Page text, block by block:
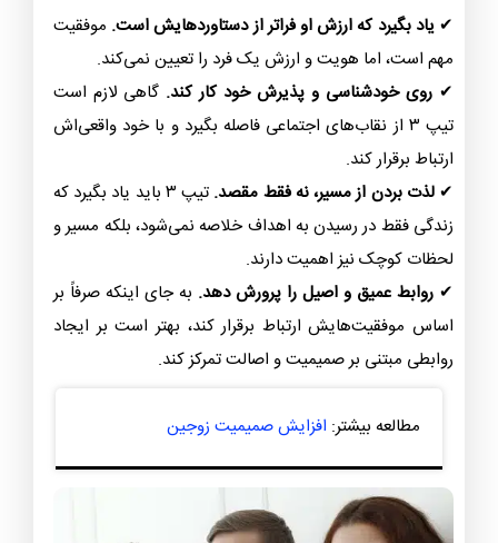
✔یاد بگیرد که ارزش او فراتر از دستاوردهایش است. موفقیت
مهم است، اما هویت و ارزش یک فرد را تعیین نمی‌کند.
✔ روی خودشناسی و پذیرش خود کار کند. گاهی لازم است
تیپ ۳ از نقاب‌های اجتماعی فاصله بگیرد و با خود واقعی‌اش
ارتباط برقرار کند.
✔لذت بردن از مسیر، نه فقط مقصد.
تیپ ۳ باید یاد بگیرد که
زندگی فقط در رسیدن به اهداف خلاصه نمی‌شود، بلکه مسیر و
لحظات کوچک نیز اهمیت دارند.
✔ روابط عمیق و اصیل را پرورش دهد. به جای اینکه صرفاً بر
اساس موفقیت‌هایش ارتباط برقرار کند، بهتر است بر ایجاد
روابطی مبتنی بر صمیمیت و اصالت تمرکز کند.
مطالعه بیشتر: افزایش صمیمیت زوجین